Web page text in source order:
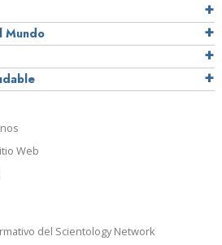
Mundo
Web
del Scientology Network